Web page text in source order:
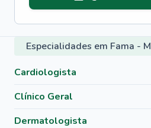
Especialidades em Fama -
Cardiologista
Clínico Geral
Dermatologista